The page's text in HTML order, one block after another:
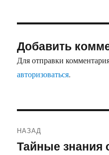
Добавить
Для отправки
авторизоваться.
по
НАЗАД
Предыдущая
Тайные знания